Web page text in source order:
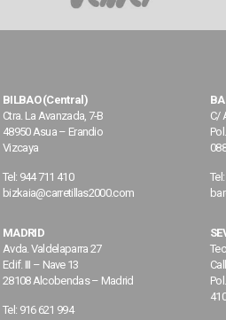
PREPARADORAS
BILBAO (Central)
Ctra. La Avanzada, 7-B
48950 Asua – Erandio
Vizcaya
Tel: 944 711 410
bizkaia@carretillas2000.com
C/
MADRID
Avda. Valdelaparra 27
Edif. III – Nave 13
28108 Alcobendas – Madrid
Tel: 916 621 994